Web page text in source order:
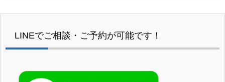
LINEでご相談・ご予約が可能です！